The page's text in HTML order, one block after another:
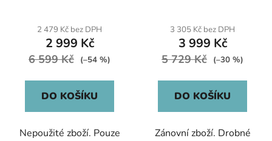
2 479 Kč bez DPH
2 999 Kč
6 599 Kč (–54 %)
DO KOŠÍKU
Nepoužité zboží. Pouze
3 305 Kč bez DPH
3 999 Kč
5 729 Kč (–30 %)
DO KOŠÍKU
Zánovní zboží. Drobné